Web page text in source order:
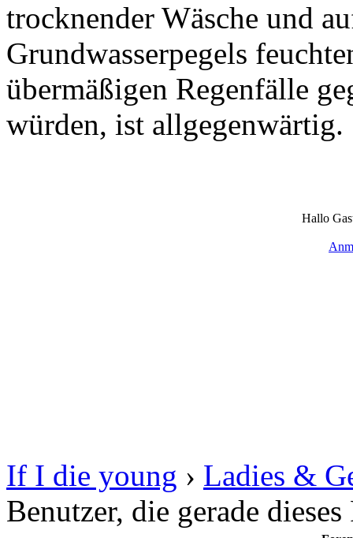
trocknender Wäsche und
Grundwasserpegels
übermäßigen Regenfälle
würden, ist allgegenwärtig.
Hallo
If I die young › Ladies &
Benutzer, die gerade